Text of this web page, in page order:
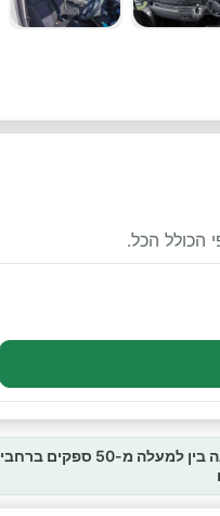
הכולל הכל.
השוואה בין למעלה מ-50 ספקים ברחבי